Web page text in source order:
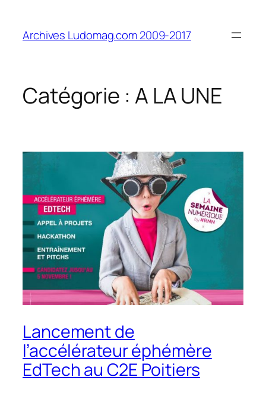
contenu
Archives Ludomag.com 2009-2017
Catégorie : A LA UNE
Lancement de
l’accélérateur éphémère
EdTech au C2E Poitiers